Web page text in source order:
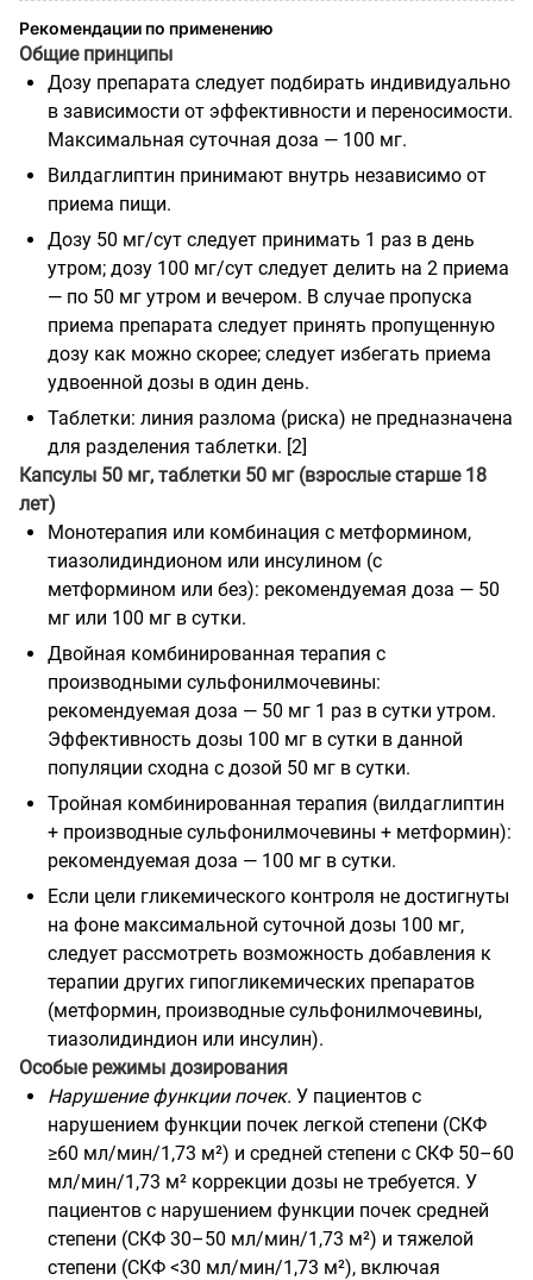
Рекомендации по применению
Общие принципы
Дозу препарата следует подбирать индивидуально
в зависимости от эффективности и переносимости.
Максимальная суточная доза — 100 мг.
Вилдаглиптин принимают внутрь независимо от
приема пищи.
Дозу 50 мг/сут следует принимать 1 раз в день
утром; дозу 100 мг/сут следует делить на 2 приема
— по 50 мг утром и вечером. В случае пропуска
приема препарата следует принять пропущенную
дозу как можно скорее; следует избегать приема
удвоенной дозы в один день.
Таблетки: линия разлома (риска) не предназначена
для разделения таблетки. [2]
Капсулы 50 мг, таблетки 50 мг (взрослые старше 18
лет)
Монотерапия или комбинация с метформином,
тиазолидиндионом или инсулином (с
метформином или без): рекомендуемая доза — 50
мг или 100 мг в сутки.
Двойная комбинированная терапия с
производными сульфонилмочевины:
рекомендуемая доза — 50 мг 1 раз в сутки утром.
Эффективность дозы 100 мг в сутки в данной
популяции сходна с дозой 50 мг в сутки.
Тройная комбинированная терапия (вилдаглиптин
+ производные сульфонилмочевины + метформин):
рекомендуемая доза — 100 мг в сутки.
Если цели гликемического контроля не достигнуты
на фоне максимальной суточной дозы 100 мг,
следует рассмотреть возможность добавления к
терапии других гипогликемических препаратов
(метформин, производные сульфонилмочевины,
тиазолидиндион или инсулин).
Особые режимы дозирования
Нарушение функции почек. У пациентов с
нарушением функции почек легкой степени (СКФ
≥60 мл/мин/1,73 м²) и средней степени с СКФ 50–60
мл/мин/1,73 м² коррекции дозы не требуется. У
пациентов с нарушением функции почек средней
степени (СКФ 30–50 мл/мин/1,73 м²) и тяжелой
степени (СКФ <30 мл/мин/1,73 м²), включая